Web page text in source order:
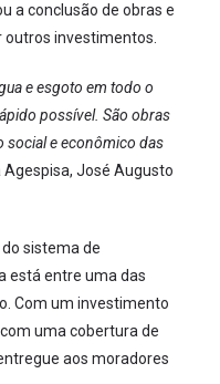
a conclusão de obras e
investimentos.
e esgoto em todo o
possível. São obras
social e econômico das
Agespisa, José Augusto
sistema de
está entre uma das
Com um investimento
uma cobertura de
aos moradores